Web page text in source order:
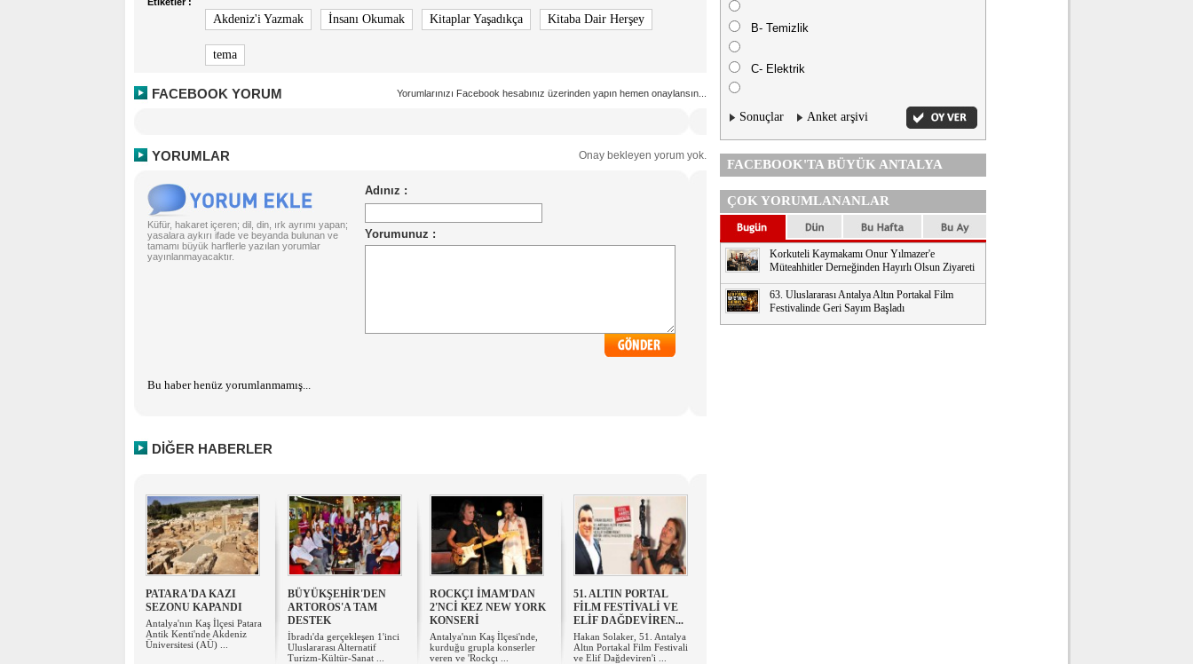
Akdeniz'i Yazmak İnsanı Okumak Kitaplar Yaşadıkça Kitaba Dair Herşey
tema
FACEBOOK YORUM Yorumlarınızı Facebook hesabınız üzerinden yapın hemen onaylansın...
YORUMLAR Onay bekleyen yorum yok.
Küfür, hakaret içeren; dil, din, ırk ayrımı yapan;
yasalara aykırı ifade ve beyanda bulunan ve
tamamı büyük harflerle yazılan yorumlar
yayınlanmayacaktır.
Bu haber henüz yorumlanmamış...
DİĞER HABERLER
PATARA'DA KAZI
SEZONU KAPANDI
Antalya'nın Kaş İlçesi Patara
Antik Kenti'nde Akdeniz
Üniversitesi (AÜ) ...
BÜYÜKŞEHİR'DEN
ARTOROS'A TAM
DESTEK
İbradı'da gerçekleşen 1'inci
Uluslararası Alternatif
Turizm-Kültür-Sanat ...
ROCKÇI İMAM'DAN
2'NCİ KEZ NEW YORK
KONSERİ
Antalya'nın Kaş İlçesi'nde,
kurduğu grupla konserler
veren ve 'Rockçı ...
51. ALTIN PORTAL
FİLM FESTİVALİ VE
ELİF DAĞDEVİREN...
Hakan Solaker, 51. Antalya
Altın Portakal Film Festivali
ve Elif Dağdeviren'i ...
B- Temizlik
C- Elektrik
Sonuçlar Anket arşivi
FACEBOOK'TA BÜYÜK ANTALYA
ÇOK YORUMLANANLAR
Korkuteli Kaymakamı Onur Yılmazer'e
Müteahhitler Derneğinden Hayırlı Olsun Ziyareti
63. Uluslararası Antalya Altın Portakal Film
Festivalinde Geri Sayım Başladı